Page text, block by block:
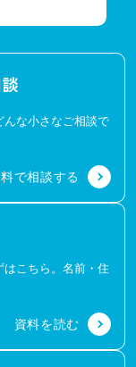
んな小さなご相談で
で相談する
はこちら。名前・住
資料を読む